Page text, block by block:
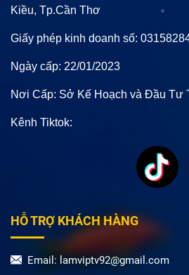
Kiều, Tp.Cần Thơ
Giấy phép kinh doanh số:
Ngày cấp: 22/01/2023
Nơi Cấp: Sở Kế Hoạch và Đầu Tư
Kênh Tiktok:
HỖ TRỢ KHÁCH HÀNG
Email: lamviptv92@gmail.com